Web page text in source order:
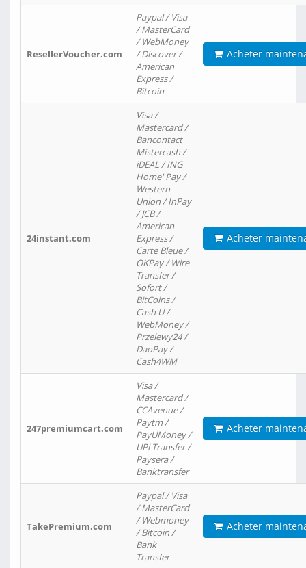
ResellerVoucher.com
Paypal / Visa
/ MasterCard
/ WebMoney
/ Discover /
American
Express /
Bitcoin
Acheter
24instant.com
Visa /
Mastercard /
Bancontact
Mistercash /
iDEAL / ING
Home' Pay /
Western
Union / InPay
/ JCB /
American
Express /
Carte Bleue /
OKPay / Wire
Transfer /
Sofort /
BitCoins /
Cash U /
WebMoney /
Przelewy24 /
DaoPay /
Cash4WM
Acheter
247premiumcart.com
Visa /
Mastercard /
CCAvenue /
Paytm /
PayUMoney /
UPi Transfer /
Paysera /
Banktransfer
Acheter
TakePremium.com
Paypal / Visa
/ MasterCard
/ Webmoney
/ Bitcoin /
Bank
Transfer
Acheter